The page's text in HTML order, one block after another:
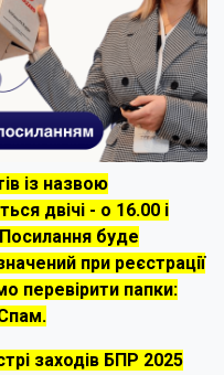
із назвою
двічі - о 16.00 і
буде
при реєстрації
перевірити папки:
заходів БПР 2025